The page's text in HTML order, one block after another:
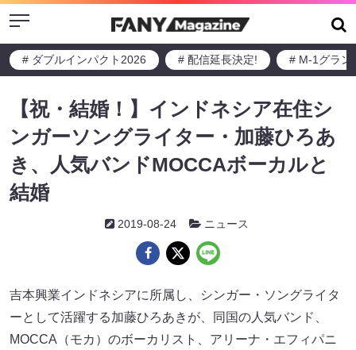
Menu
# ダブルインパクト2026 # 配信延長決定! # M-1グラン
【祝・結婚！】インドネシア在住シ
ンガーソングライター・加藤ひろあ
き、人気バンドMOCCAボーカルと
結婚
2019-08-24 ニュース
吉本興業インドネシアに所属し、シンガー・ソングライタ
ーとして活躍する加藤ひろあきが、同国の人気バンド、
MOCCA（モカ）のボーカリスト、アリーナ・エフィパニ